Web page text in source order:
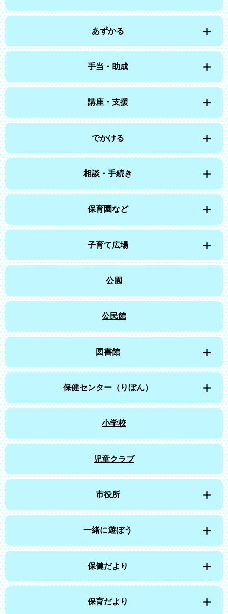
あずかる
手当・助成
講座・支援
でかける
相談・手続き
保育園など
子育て広場
公園
公民館
図書館
保健センター（りぼん）
小学校
児童クラブ
市役所
一緒に遊ぼう
保健だより
保育だより